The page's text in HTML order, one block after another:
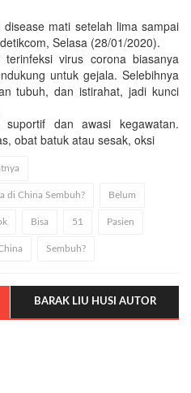
mati setelah lima sampai
Selasa (28/01/2020).
virus corona biasanya
untuk gejala. Selebihnya
tubuh, dan istirahat, jadi kunci
dan awasi kegawatan.
obat batuk atau sesak, oksi
di China Sembuh? Belum
Bisa 51 Pasien
Sembuh?
BARAK LIU HUSI AUTOR